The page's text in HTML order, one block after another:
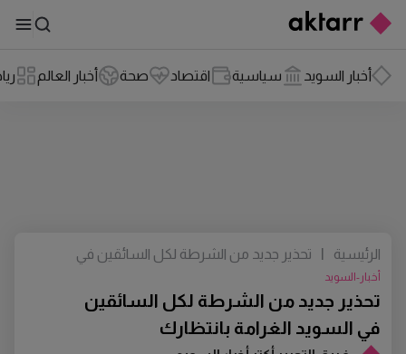
أخبار السويد سياسية اقتصاد صحة أخبار العالم
تحذير جديد من الشرطة لكل السائقين
في السويد الغرامة بانتظارك
أخبار-السويد
الرئيسية |
تحذير جديد من الشرطة لكل السائقين في